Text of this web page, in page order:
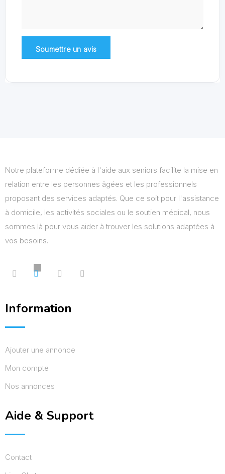
Notre plateforme dédiée à l'aide aux seniors facilite la mise en
relation entre les personnes âgées et les professionnels
proposant des services adaptés. Que ce soit pour l'assistance
à domicile, les activités sociales ou le soutien médical, nous
sommes là pour vous aider à trouver les solutions adaptées à
vos besoins.
Information
Ajouter une annonce
Mon compte
Nos annonces
Aide & Support
Contact